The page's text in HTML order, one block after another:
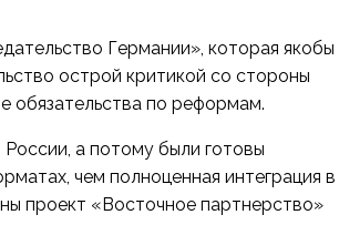
Германии», которая якобы
острой критикой со стороны
обязательства по реформам.
а потому были готовы
чем полноценная интеграция в
проект «Восточное партнерство»